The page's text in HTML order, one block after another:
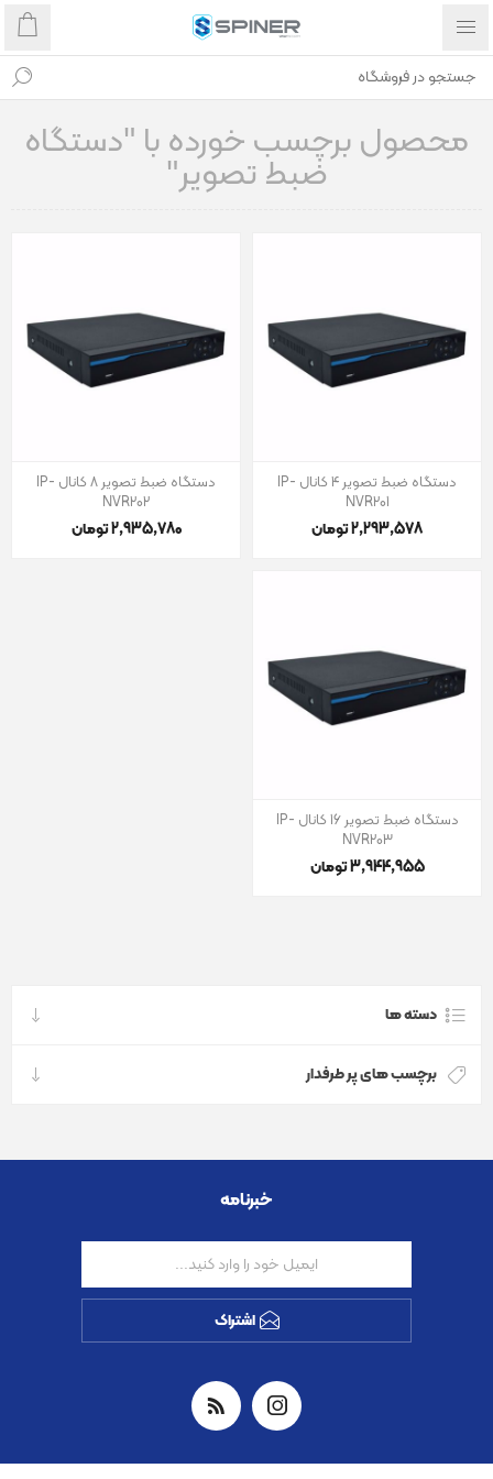
محصول برچسب خورده با "دستگاه
ضبط تصویر"
دستگاه ضبط تصویر 4 کانال IP-
NVR201
2٬293٬578 تومان
دستگاه ضبط تصویر 8 کانال IP-
NVR202
2٬935٬780 تومان
دستگاه ضبط تصویر 16 کانال IP-
NVR203
3٬944٬955 تومان
دسته ها
برچسب های پر طرفدار
خبرنامه
اشتراک